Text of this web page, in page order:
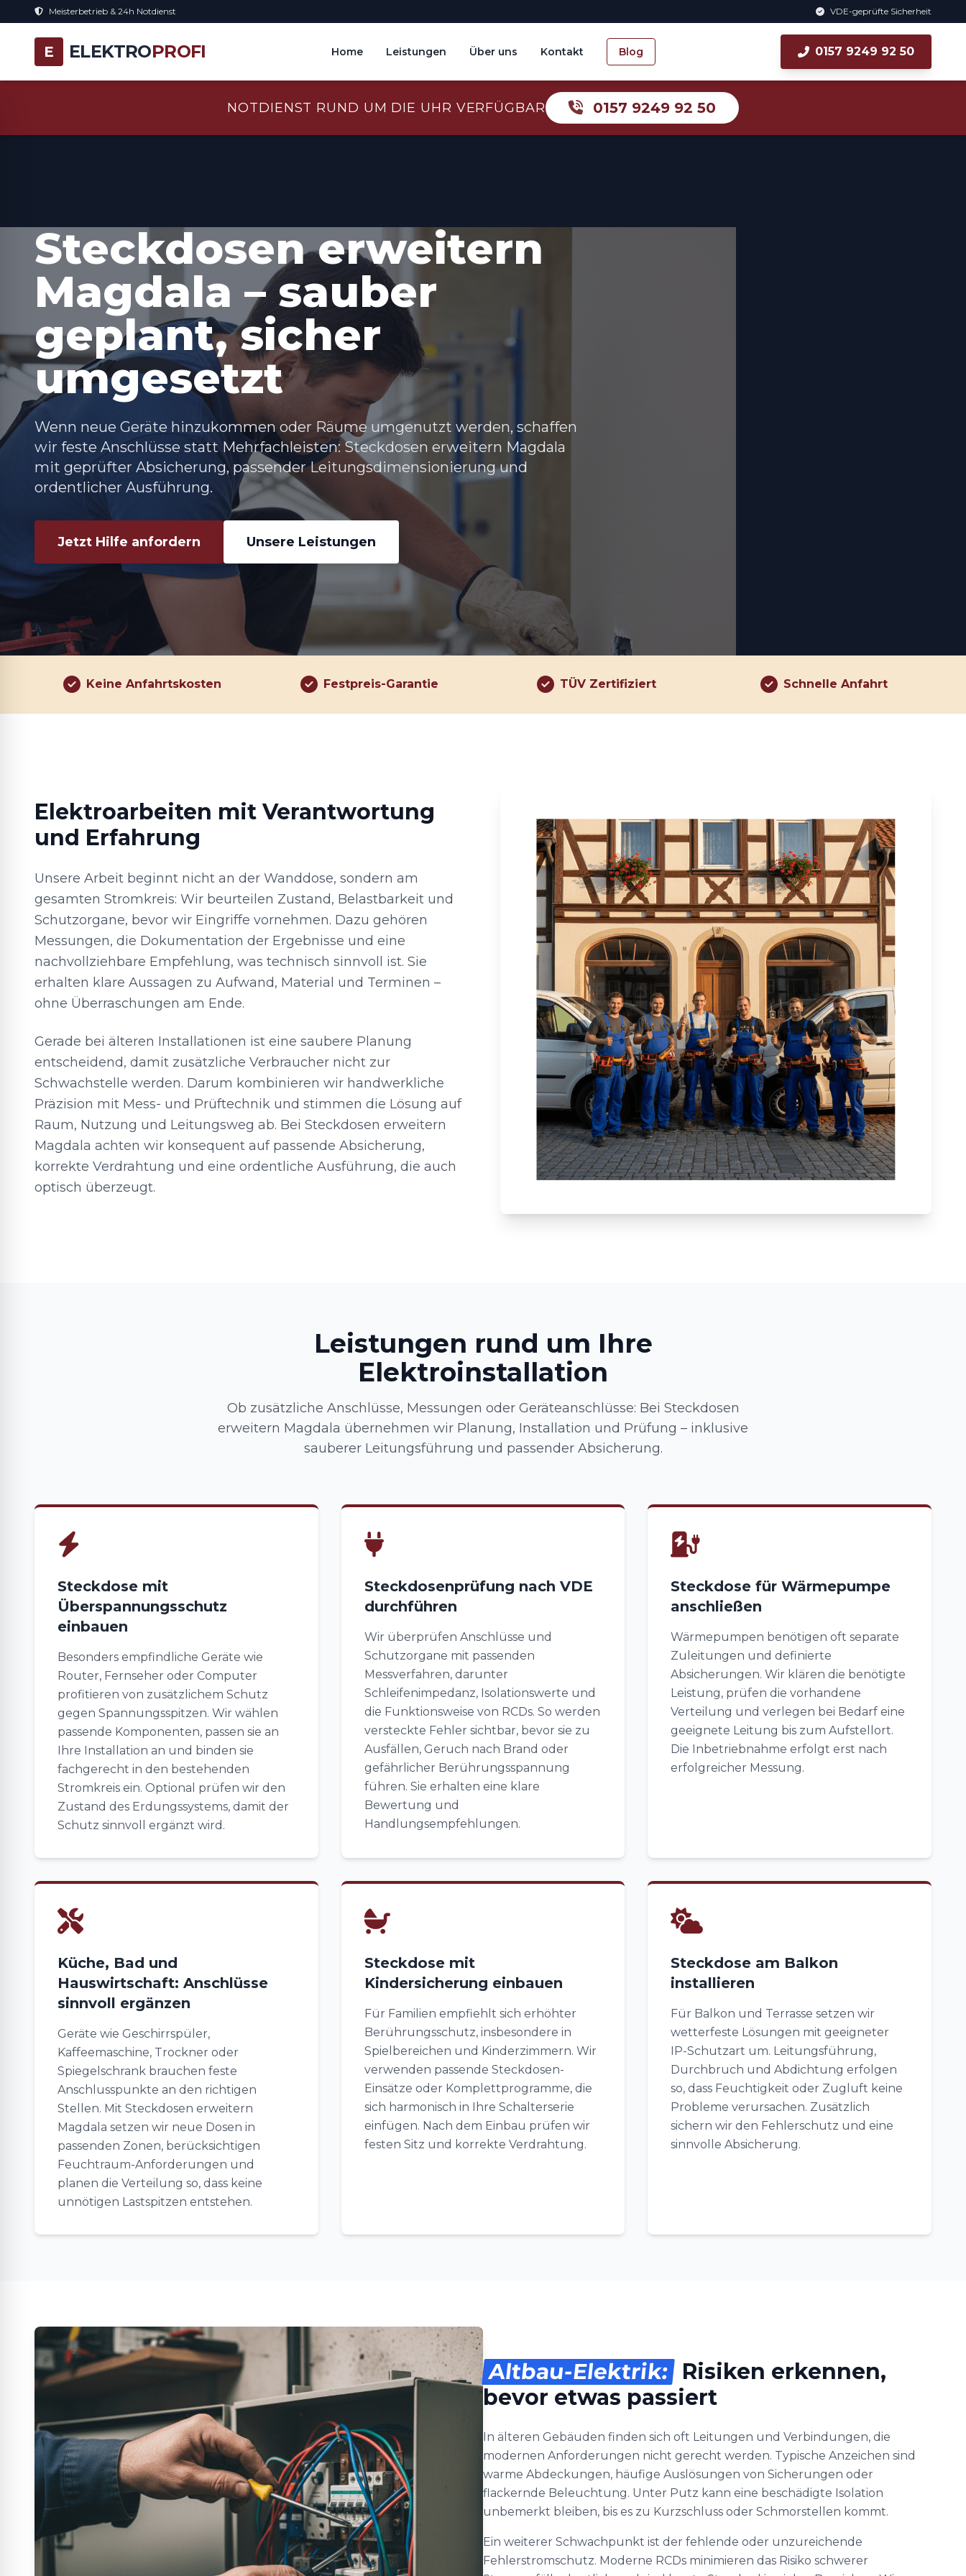
Meisterbetrieb & 24h Notdienst VDE-geprüfte Sicherheit
E ELEKTROPROFI Home Leistungen Über uns Kontakt Blog 0157 9249 92 50
NOTDIENST RUND UM DIE UHR VERFÜGBAR 0157 9249 92 50
Steckdosen erweitern
Magdala – sauber
geplant, sicher
umgesetzt
Wenn neue Geräte hinzukommen oder Räume umgenutzt werden, schaffen
wir feste Anschlüsse statt Mehrfachleisten: Steckdosen erweitern Magdala
mit geprüfter Absicherung, passender Leitungsdimensionierung und
ordentlicher Ausführung.
Jetzt Hilfe anfordern Unsere Leistungen
Keine Anfahrtskosten Festpreis-Garantie TÜV Zertifiziert Schnelle Anfahrt
Elektroarbeiten mit Verantwortung
und Erfahrung
Unsere Arbeit beginnt nicht an der Wanddose, sondern am
gesamten Stromkreis: Wir beurteilen Zustand, Belastbarkeit und
Schutzorgane, bevor wir Eingriffe vornehmen. Dazu gehören
Messungen, die Dokumentation der Ergebnisse und eine
nachvollziehbare Empfehlung, was technisch sinnvoll ist. Sie
erhalten klare Aussagen zu Aufwand, Material und Terminen –
ohne Überraschungen am Ende.
Gerade bei älteren Installationen ist eine saubere Planung
entscheidend, damit zusätzliche Verbraucher nicht zur
Schwachstelle werden. Darum kombinieren wir handwerkliche
Präzision mit Mess- und Prüftechnik und stimmen die Lösung auf
Raum, Nutzung und Leitungsweg ab. Bei Steckdosen erweitern
Magdala achten wir konsequent auf passende Absicherung,
korrekte Verdrahtung und eine ordentliche Ausführung, die auch
optisch überzeugt.
Leistungen rund um Ihre
Elektroinstallation
Ob zusätzliche Anschlüsse, Messungen oder Geräteanschlüsse: Bei Steckdosen
erweitern Magdala übernehmen wir Planung, Installation und Prüfung – inklusive
sauberer Leitungsführung und passender Absicherung.
Steckdose mit
Überspannungsschutz
einbauen
Besonders empfindliche Geräte wie
Router, Fernseher oder Computer
profitieren von zusätzlichem Schutz
gegen Spannungsspitzen. Wir wählen
passende Komponenten, passen sie an
Ihre Installation an und binden sie
fachgerecht in den bestehenden
Stromkreis ein. Optional prüfen wir den
Zustand des Erdungssystems, damit der
Schutz sinnvoll ergänzt wird.
Steckdosenprüfung nach VDE
durchführen
Wir überprüfen Anschlüsse und
Schutzorgane mit passenden
Messverfahren, darunter
Schleifenimpedanz, Isolationswerte und
die Funktionsweise von RCDs. So werden
versteckte Fehler sichtbar, bevor sie zu
Ausfällen, Geruch nach Brand oder
gefährlicher Berührungsspannung
führen. Sie erhalten eine klare
Bewertung und
Handlungsempfehlungen.
Steckdose für Wärmepumpe
anschließen
Wärmepumpen benötigen oft separate
Zuleitungen und definierte
Absicherungen. Wir klären die benötigte
Leistung, prüfen die vorhandene
Verteilung und verlegen bei Bedarf eine
geeignete Leitung bis zum Aufstellort.
Die Inbetriebnahme erfolgt erst nach
erfolgreicher Messung.
Küche, Bad und
Hauswirtschaft: Anschlüsse
sinnvoll ergänzen
Geräte wie Geschirrspüler,
Kaffeemaschine, Trockner oder
Spiegelschrank brauchen feste
Anschlusspunkte an den richtigen
Stellen. Mit Steckdosen erweitern
Magdala setzen wir neue Dosen in
passenden Zonen, berücksichtigen
Feuchtraum-Anforderungen und
planen die Verteilung so, dass keine
unnötigen Lastspitzen entstehen.
Steckdose mit
Kindersicherung einbauen
Für Familien empfiehlt sich erhöhter
Berührungsschutz, insbesondere in
Spielbereichen und Kinderzimmern. Wir
verwenden passende Steckdosen-
Einsätze oder Komplettprogramme, die
sich harmonisch in Ihre Schalterserie
einfügen. Nach dem Einbau prüfen wir
festen Sitz und korrekte Verdrahtung.
Steckdose am Balkon
installieren
Für Balkon und Terrasse setzen wir
wetterfeste Lösungen mit geeigneter
IP-Schutzart um. Leitungsführung,
Durchbruch und Abdichtung erfolgen
so, dass Feuchtigkeit oder Zugluft keine
Probleme verursachen. Zusätzlich
sichern wir den Fehlerschutz und eine
sinnvolle Absicherung.
Altbau-Elektrik: Risiken erkennen,
bevor etwas passiert
In älteren Gebäuden finden sich oft Leitungen und Verbindungen, die
modernen Anforderungen nicht gerecht werden. Typische Anzeichen sind
warme Abdeckungen, häufige Auslösungen von Sicherungen oder
flackernde Beleuchtung. Unter Putz kann eine beschädigte Isolation
unbemerkt bleiben, bis es zu Kurzschluss oder Schmorstellen kommt.
Ein weiterer Schwachpunkt ist der fehlende oder unzureichende
Fehlerstromschutz. Moderne RCDs minimieren das Risiko schwerer